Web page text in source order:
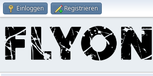
Einloggen Registrieren